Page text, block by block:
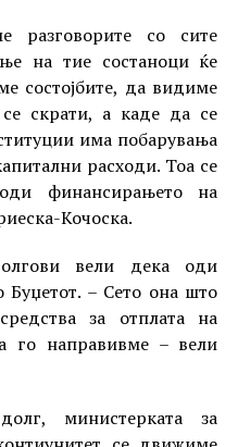
со сите
на тие состаноци ќе
состојбите, да видиме
скрати, а каде да се
има побарувања
расходи. Тоа се
финансирањето на
Кочоска.
вели дека оди
Буџетот. – Сето она што
за отплата на
го направивме – вели
министерката за